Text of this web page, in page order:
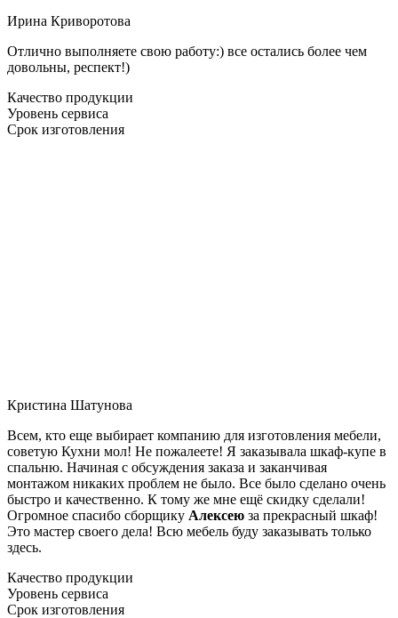
Ирина Криворотова
Отлично выполняете свою работу:) все остались более чем
довольны, респект!)
Качество продукции
Уровень сервиса
Срок изготовления
Кристина Шатунова
Всем, кто еще выбирает компанию для изготовления мебели,
советую Кухни мол! Не пожалеете! Я заказывала шкаф-купе в
спальню. Начиная с обсуждения заказа и заканчивая
монтажом никаких проблем не было. Все было сделано очень
быстро и качественно. К тому же мне ещё скидку сделали!
Огромное спасибо сборщику Алексею за прекрасный шкаф!
Это мастер своего дела! Всю мебель буду заказывать только
здесь.
Качество продукции
Уровень сервиса
Срок изготовления